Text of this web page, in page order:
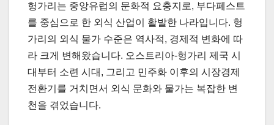
헝가리는 중앙유럽의 문화적 요충지로, 부다페스트
를 중심으로 한 외식 산업이 활발한 나라입니다. 헝
가리의 외식 물가 수준은 역사적, 경제적 변화에 따
라 크게 변해왔습니다. 오스트리아-헝가리 제국 시
대부터 소련 시대, 그리고 민주화 이후의 시장경제
전환기를 거치면서 외식 문화와 물가는 복잡한 변
천을 겪었습니다.